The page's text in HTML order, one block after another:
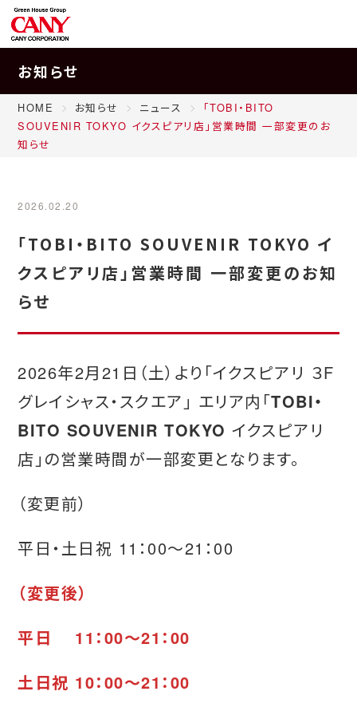
お知らせ
HOME お知らせ ニュース
「TOBI・BITO
SOUVENIR TOKYO イクスピアリ店」営業時間 一部変更のお
知らせ
2026.02.20
「TOBI・BITO SOUVENIR TOKYO イ
クスピアリ店」営業時間 一部変更のお知
らせ
2026年2月21日（土）より「イクスピアリ ３F
グレイシャス・スクエア」 エリア内「TOBI・
BITO SOUVENIR TOKYO イクスピアリ
店」の営業時間が一部変更となります。
（変更前）
平日・土日祝 11：00～21：00
（変更後）
平日 11：00～21：00
土日祝 10：00～21：00